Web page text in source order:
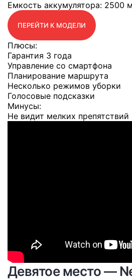
Емкость аккумулятора: 2500
ПЕРЕЙТИ К МОДЕЛИ
Плюсы:
Гарантия 3 года
Управление со смартфона
Планирование маршрута
Несколько режимов уборки
Голосовые подсказки
Минусы:
Не видит мелких препятствий
Девятое место —